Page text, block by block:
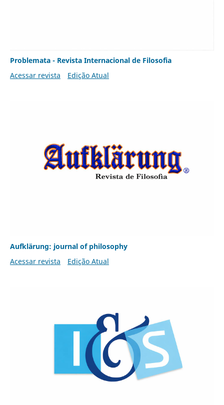
Problemata - Revista Internacional de Filosofia
Acessar revista
Edição Atual
Aufklärung: journal of philosophy
Acessar revista
Edição Atual